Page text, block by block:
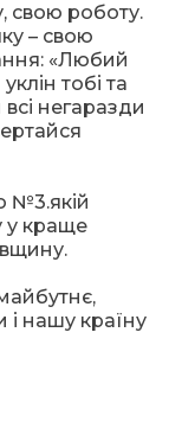
свою роботу.
– свою
«Любий
тобі та
негаразди
№3.якій
у краще
і нашу країну